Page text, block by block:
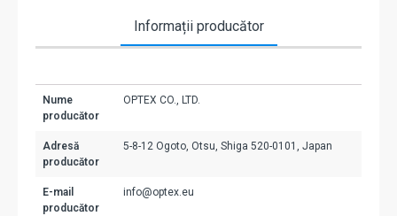
Informații producător
Nume
producător
OPTEX CO., LTD.
Adresă
producător
5-8-12 Ogoto, Otsu, Shiga 520-0101, Japan
E-mail
producător
info@optex.eu